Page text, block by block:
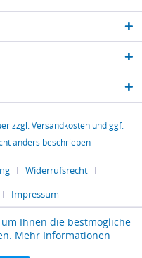
zzgl.Versandkosten und ggf.
anders beschrieben
Widerrufsrecht
Impressum
Ihnen die bestmögliche
Mehr Informationen